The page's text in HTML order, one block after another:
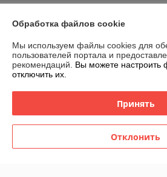
График работы
Полная версия сайта
Политика обработки cookies
Сайт создан на платформе Deal.by
Обработка файлов cookie
Мы используем файлы cookies для
пользователей портала и
рекомендаций. Вы можете настроить
отключить их.
Принять
Отклонить